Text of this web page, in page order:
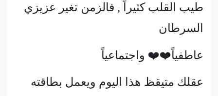
طيب القلب كثيراً , فالزمن تغير عزيزي
السرطان
عاطفياً❤️❤️ واجتماعياً
عقلك متيقظ هذا اليوم ويعمل بطاقته